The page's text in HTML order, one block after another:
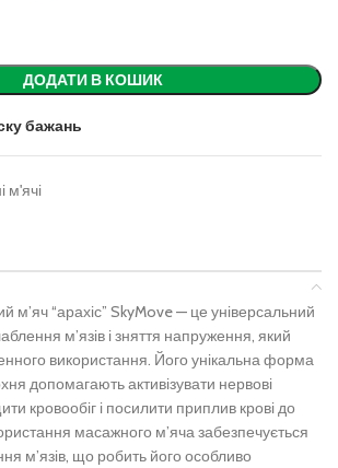
ДОДАТИ В КОШИК
бажань
м'ячі
м’яч “арахіс” SkyMove — це універсальний
м’язів і зняття напруження, який
використання. Його унікальна форма
допомагають активізувати нервові
кровообіг і посилити приплив крові до
масажного м’яча забезпечується
м’язів, що робить його особливо